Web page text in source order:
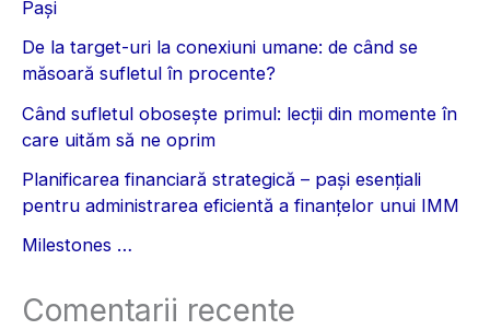
Pași
De la target-uri la conexiuni umane: de când se
măsoară sufletul în procente?
Când sufletul obosește primul: lecții din momente în
care uităm să ne oprim
Planificarea financiară strategică – pași esențiali
pentru administrarea eficientă a finanțelor unui IMM
Milestones …
Comentarii recente